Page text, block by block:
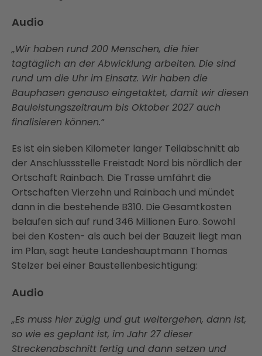
Audio
„Wir haben rund 200 Menschen, die hier
tagtäglich an der Abwicklung arbeiten. Die sind
rund um die Uhr im Einsatz. Wir haben die
Bauphasen genauso eingetaktet, damit wir diesen
Bauleistungszeitraum bis Oktober 2027 auch
finalisieren können.“
Es ist ein sieben Kilometer langer Teilabschnitt ab
der Anschlussstelle Freistadt Nord bis nördlich der
Ortschaft Rainbach. Die Trasse umfährt die
Ortschaften Vierzehn und Rainbach und mündet
dann in die bestehende B310. Die Gesamtkosten
belaufen sich auf rund 346 Millionen Euro. Sowohl
bei den Kosten- als auch bei der Bauzeit liegt man
im Plan, sagt heute Landeshauptmann Thomas
Stelzer bei einer Baustellenbesichtigung:
Audio
„Es muss hier zügig und gut weitergehen, dann ist,
so wie es geplant ist, im Jahr 27 dieser
Streckenabschnitt fertig und dann setzen und